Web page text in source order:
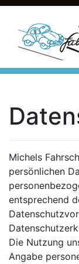
Michels
persönlichen
entsprechend
Die Nutzung
Angabe